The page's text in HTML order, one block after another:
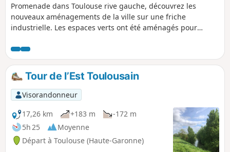
Promenade dans Toulouse rive gauche, découvrez les
nouveaux aménagements de la ville sur une friche
industrielle. Les espaces verts ont été aménagés pour
déplacements y sont sécurisés et à l'écart de la circulation
automobile. Le trajet se poursuit vers le quartier historique
et finit à Saint-Cyprien.
Tour de l’Est Toulousain
Visorandonneur
17,26 km
+183 m
-172 m
5h 25
Moyenne
Départ à Toulouse (Haute-Garonne)